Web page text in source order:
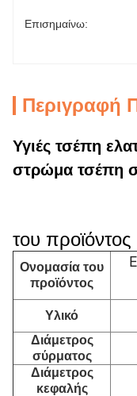
Επισημαίνω:
Περιγραφή
Υγιές τσέπη
στρώμα τσέπη
του προϊόντος
Ονομασία του
προϊόντος
Υλικό
Διάμετρος
σύρματος
Διάμετρος
κεφαλής